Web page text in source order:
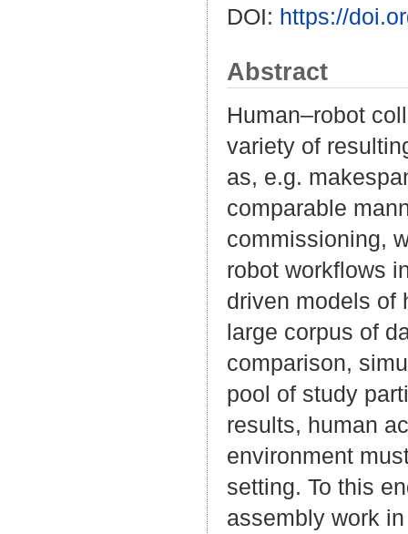
DOI: https://
Abstract
Human–robot
variety of
as, e.g.
comparable
commissioning,
robot workflows
driven models of
large corpus of
comparison,
pool of study
results, human
environment
setting. To this
assembly work